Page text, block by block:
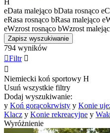
eData malejąco bData rosnąco e
eRasa rosnąco bRasa malejąco e
eWzrost rosnąco bWzrost
Zapisz wyszukiwanie
794 wyników
Filtr 

Niemiecki koń sportowy H
Usuń wszystkie filtry
Dodaj wyszukiwanie:
y Koń gorącokrwisty y Konie
Klacz y Konie rekreacyjne y
Wyróżnienie